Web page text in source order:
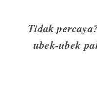
Tidak
ubek-ubek